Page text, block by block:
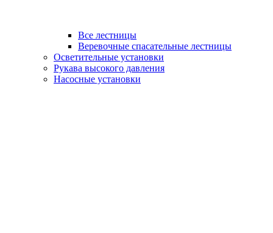
Все лестницы
Веревочные спасательные лестницы
Осветительные установки
Рукава высокого давления
Насосные установки